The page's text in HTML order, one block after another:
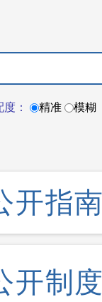
度： 精准 模糊
开指
开制